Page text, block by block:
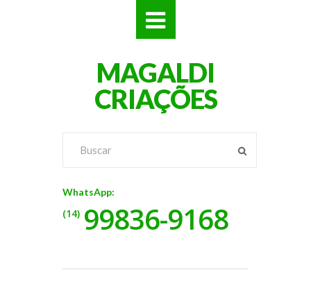
MAGALDI
CRIAÇÕES
WhatsApp:
(14) 99836-9168